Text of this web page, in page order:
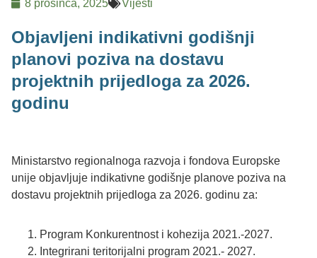
8 prosinca, 2025 Vijesti
Objavljeni indikativni godišnji
planovi poziva na dostavu
projektnih prijedloga za 2026.
godinu
Ministarstvo regionalnoga razvoja i fondova Europske
unije objavljuje indikativne godišnje planove poziva na
dostavu projektnih prijedloga za 2026. godinu za:
Program Konkurentnost i kohezija 2021.-2027.
Integrirani teritorijalni program 2021.- 2027.